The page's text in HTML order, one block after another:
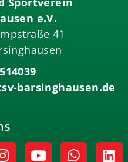
e.V.
41
barsinghausen.de